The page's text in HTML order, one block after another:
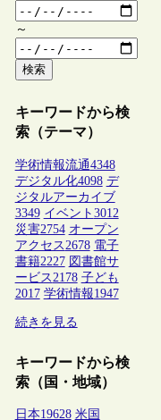
～
検索
キーワードから検
索（テーマ）
学術情報流通4348
デジタル化4098 デ
ジタルアーカイブ
3349 イベント 3012
災害2754 オープン
アクセス 2678 電子
書籍2227 図書館サ
ービス 2178 子ども
2017 学術情報1947
続きを見る
キーワードから検
索（国・地域）
日本19628 米国